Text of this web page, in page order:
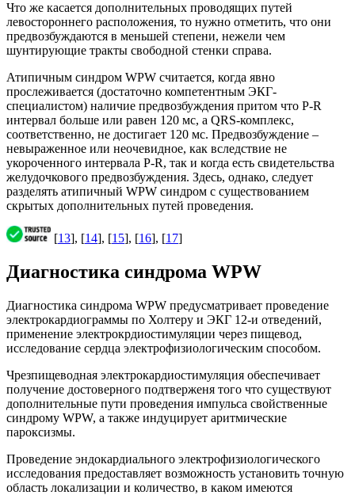
Что же касается дополнительных проводящих путей
левостороннего расположения, то нужно отметить, что они
предвозбуждаются в меньшей степени, нежели чем
шунтирующие тракты свободной стенки справа.
Атипичным синдром WPW считается, когда явно
прослеживается (достаточно компетентным ЭКГ-
специалистом) наличие предвозбуждения притом что P-R
интервал больше или равен 120 мс, а QRS-комплекс,
соответственно, не достигает 120 мс. Предвозбуждение –
невыраженное или неочевидное, как вследствие не
укороченного интервала P-R, так и когда есть свидетельства
желудочкового предвозбуждения. Здесь, однако, следует
разделять атипичный WPW синдром с существованием
скрытых дополнительных путей проведения.
[13], [14], [15], [16], [17]
Диагностика синдрома WPW
Диагностика синдрома WPW предусматривает проведение
электрокардиограммы по Холтеру и ЭКГ 12-и отведений,
применение электрокрдиостимуляции через пищевод,
исследование сердца электрофизиологическим способом.
Чрезпищеводная электрокардиостимуляция обеспечивает
получение достоверного подтверженя того что существуют
дополнительные пути проведения импульса свойственные
синдрому WPW, а также индуцирует аритмические
пароксизмы.
Проведение эндокардиального электрофизиологического
исследования предоставляет возможность установить точную
область локализации и количество, в каком имеются